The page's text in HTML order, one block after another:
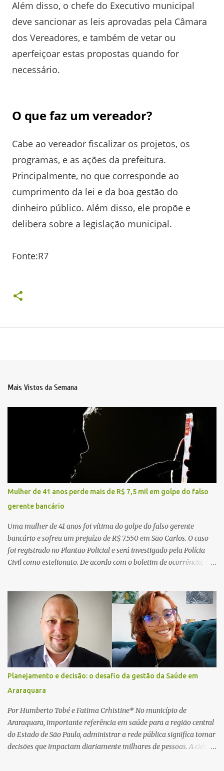
Além disso, o chefe do Executivo municipal
deve sancionar as leis aprovadas pela Câmara
dos Vereadores, e também de vetar ou
aperfeiçoar estas propostas quando for
necessário.
O que faz um vereador?
Cabe ao vereador fiscalizar os projetos, os
programas, e as ações da prefeitura.
Principalmente, no que corresponde ao
cumprimento da lei e da boa gestão do
dinheiro público. Além disso, ele propõe e
delibera sobre a legislação municipal.
Fonte:R7
Mais Vistos da Semana
Mulher de 41 anos perde mais de R$ 7,5 mil em golpe do falso
gerente bancário
Uma mulher de 41 anos foi vítima do golpe do falso gerente
bancário e sofreu um prejuízo de R$ 7.550 em São Carlos. O caso
foi registrado no Plantão Policial e será investigado pela Polícia
Civil como estelionato. De acordo com o boletim de ocorrência, a
suspeito alegou que seria necessário atualizar o cadastro da conta
e passou a orientar a vítima sobre os procedimentos que deveriam
ser realizados. Dias depois, o golpista enviou um documento em
PDF simulando uma comunicação oficial da instituição financeira.
Na sequência, entrou em contato por telefone e encaminhou um
link, orientando a vítima a acessá-lo pelo computador para
concluir a suposta atualização cadastral. Após realizar o
procedimento, a conta bancária ficou bloqueada por algumas
horas. Sem conseguir acessar o sistema, a vítima tentou
novamente contato com o suposto gerente, mas não obteve
resposta. Na segunda-fe...
Planejamento e decisão: o desafio da gestão da Saúde em
Araraquara
Por Humberto Tobé e Fatima Crhistine* No município de
Araraquara, importante referência em saúde para a região central
do Estado de São Paulo, administrar a rede pública significa tomar
decisões que impactam diariamente milhares de pessoas. A cidade